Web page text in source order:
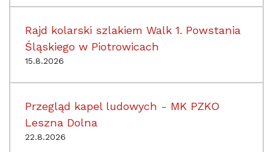
Rajd kolarski szlakiem Walk 1. Powstania
Śląskiego w Piotrowicach
15.8.2026
Przegląd kapel ludowych - MK PZKO
Leszna Dolna
22.8.2026